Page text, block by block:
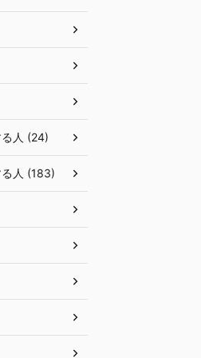
人 (24)
人 (183)